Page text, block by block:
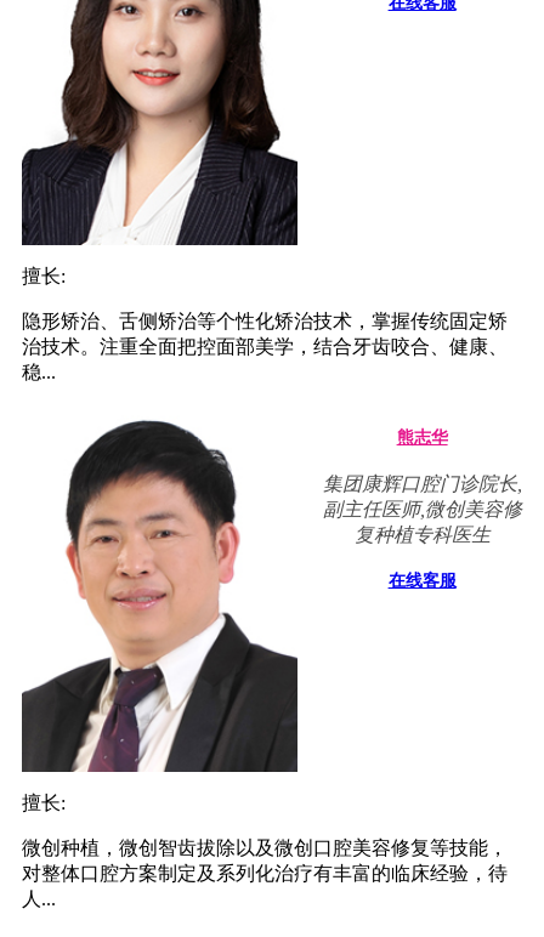
擅长:
隐形矫治、舌侧矫治等个性化矫治技术，掌握传统固定矫
治技术。注重全面把控面部美学，结合牙齿咬合、健康、
稳...
熊志华
集团康辉口腔门诊院长,
副主任医师,微创美容修
复种植专科医生
在线客服
擅长:
微创种植，微创智齿拔除以及微创口腔美容修复等技能，
对整体口腔方案制定及系列化治疗有丰富的临床经验，待
人...